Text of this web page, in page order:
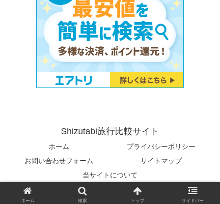
Shizutabi旅行比較サイト
ホーム
プライバシーポリシー
お問い合わせフォーム
サイトマップ
当サイトについて
© 2023 Shizutabi旅行比較サイト.
ホーム 検索 トップ サイドバー